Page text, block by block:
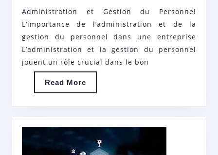
DE
LA
GESTION
DU
PERSONNEL
DU
SUCCÈS
EN
Administration et Gestion du Personnel
L’importance de l’administration et de la
gestion du personnel dans une entreprise
L’administration et la gestion du personnel
jouent un rôle crucial dans le bon
Read More
More